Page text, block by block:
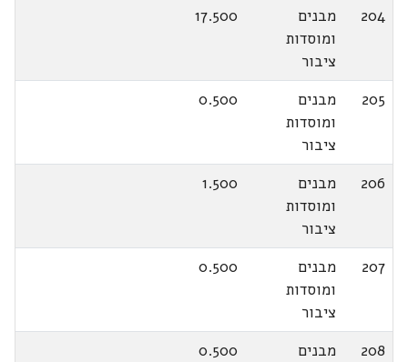
204
מבנים
ומוסדות
ציבור
17.500
205
מבנים
ומוסדות
ציבור
0.500
206
מבנים
ומוסדות
ציבור
1.500
207
מבנים
ומוסדות
ציבור
0.500
208
מבנים
0.500